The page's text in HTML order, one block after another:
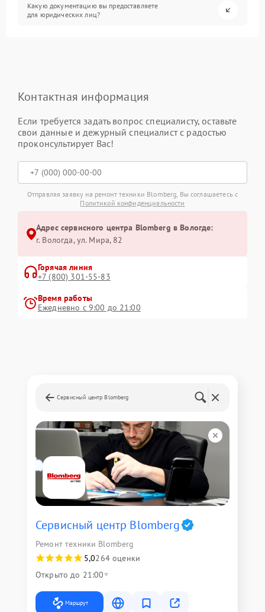
Какую документацию вы предоставляете
для юридических лиц?
Контактная информация
Если требуется задать вопрос специалисту, оставьте
свои данные и дежурный специалист с радостью
проконсультирует Вас!
Отправляя заявку на ремонт техники Blomberg, Вы соглашаетесь с
Политикой конфиденциальности
Адрес сервисного центра Blomberg в Вологде:
г. Вологда, ул. Мира, 82
Горячая линия
+7 (800) 301-55-83
Время работы
Ежедневно с 9:00 до 21:00
Сервисный центр Blomberg
Сервисный центр Blomberg
Ремонт техники Blomberg
5,0264 оценки
Открыто до 21:00
Маршрут